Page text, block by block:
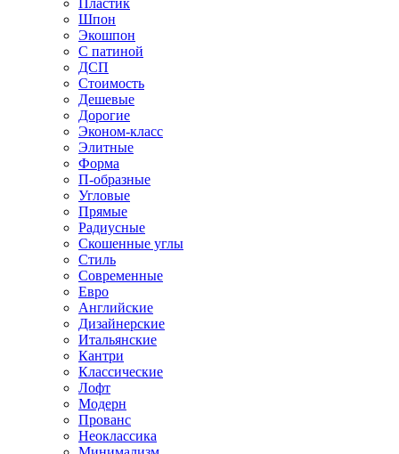
Пластик
Шпон
Экошпон
С патиной
ДСП
Стоимость
Дешевые
Дорогие
Эконом-класс
Элитные
Форма
П-образные
Угловые
Прямые
Радиусные
Скошенные углы
Стиль
Современные
Евро
Английские
Дизайнерские
Итальянские
Кантри
Классические
Лофт
Модерн
Прованс
Неоклассика